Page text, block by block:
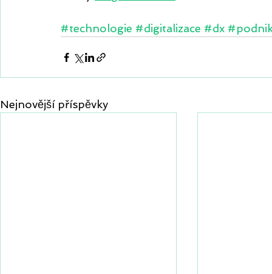
#technologie #digitalizace #dx
Nejnovější příspěvky